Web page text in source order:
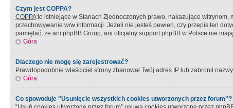
Czym jest COPPA?
COPPAto istniejące w Stanach Zjednoczonych prawo, nakazujące
przechowywanie w/w informacji. Jeżeli nie jesteś pewien, czy przepis ten
pamiętać, że ani phpBB Group, ani oficjalny support phpBB w Polsce nie
Góra
Dlaczego nie mogę się zarejestrować?
Prawdopodobnie właściciel strony zbanował Twój adres IP lub zabronił
Góra
Co spowoduje "Usunięcie wszystkich cookies utworzonych przez forum"?